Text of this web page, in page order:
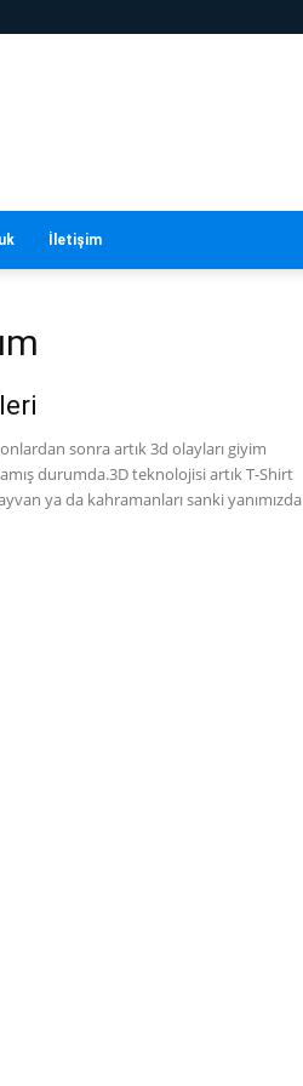
İletişim
sonra artık 3d olayları giyim
durumda.3D teknolojisi artık T-Shirt
ya da kahramanları sanki yanımızda